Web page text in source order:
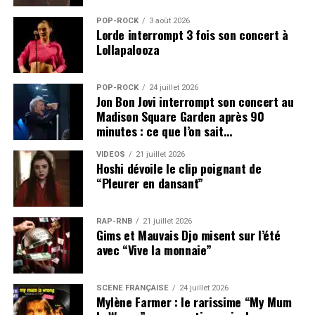
a une foi commune qui fait que tu peux monter un
projet pédagogique et politique.
Fais-tu partie de ces gens qui critiquent les
politiques et qui ne vont pas voter ?
Manu: J’ai toujours voté. Dès que j’ai eu 18 ans et ma
carte d’électeur, j’y suis allé direct.
Ton homme politique préféré ?
Manu: Je n’en ai pas !
Qui détestes-tu ?
Manu : Nicolas Sarkozy.
Qui dit Sarkozy dit autorité. Tryo a fait une chanson
sur la dépénalisation du cannabis. Pendant un
certain temps ; les gens se sont focalisés là-dessus,
ça t’emmerde ?
Manu: On a écrit plus de 50 chansons et il y en a
POP-ROCK 3 août 2026
Lorde interrompt 3 fois son concert à
Lollapalooza
POP-ROCK 24 juillet 2026
Jon Bon Jovi interrompt son concert au
Madison Square Garden après 90
minutes : ce que l’on sait…
VIDEOS 21 juillet 2026
Hoshi dévoile le clip poignant de
“Pleurer en dansant”
RAP-RNB 21 juillet 2026
Gims et Mauvais Djo misent sur l’été
avec “Vive la monnaie”
SCÈNE FRANÇAISE 24 juillet 2026
Mylène Farmer : le rarissime “My Mum